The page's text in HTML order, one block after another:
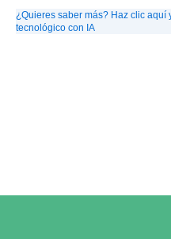
¿Quieres saber más? Haz clic
tecnológico con IA